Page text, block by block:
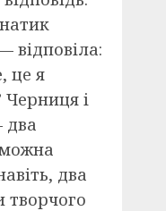
відповіла:
це я
Черниця і
два
два
творчого